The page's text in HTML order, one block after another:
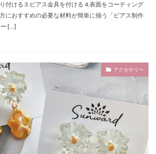
ド・フォントDセット
ド・フクロウ・コウモリ・クモ
ド・ベアーおすわり・小
シリコン型
ジャンピング シャカシャカ
すし
ホルダー
ップオリジナル
シェーカー
ルド
シェーカー用モールド・ハート
ールド・マル
シェイカー
ト
シック系
シェイカーセット
付ける 3.ピアス金具を付ける 4.表面をコーティング
におすすめの必要な材料が簡単に揃う「ピアス制作
[…]
アクセサリー